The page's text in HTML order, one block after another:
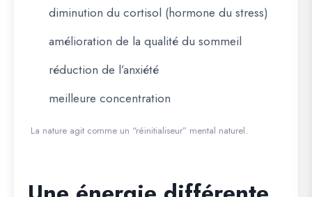
diminution du cortisol (hormone du stress)
amélioration de la qualité du sommeil
réduction de l’anxiété
meilleure concentration
La nature agit comme un “réinitialiseur” mental naturel.